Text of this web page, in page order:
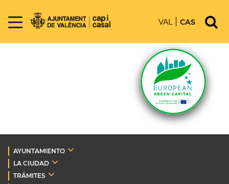
VAL CAS
AYUNTAMIENTO
LA CIUDAD
TRÁMITES